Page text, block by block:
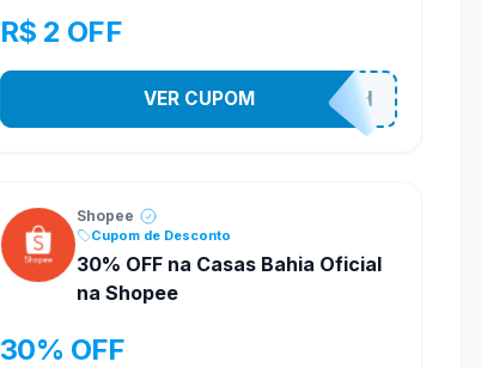
R$ 2 OFF
VNOXHEDSH
VER CUPOM
Shopee
Cupom de Desconto
30% OFF na Casas Bahia Oficial
na Shopee
30% OFF